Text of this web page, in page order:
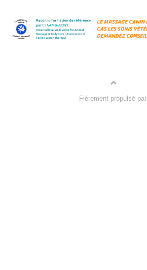
Fièrement propulsé par